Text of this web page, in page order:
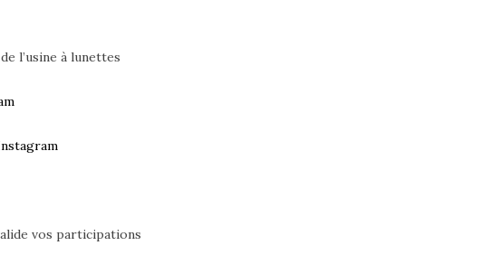
de l’usine à lunettes
vos participations